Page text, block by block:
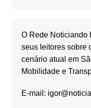
O Rede Noticiando
seus leitores sobre
cenário atual em
Mobilidade e
E-mail: